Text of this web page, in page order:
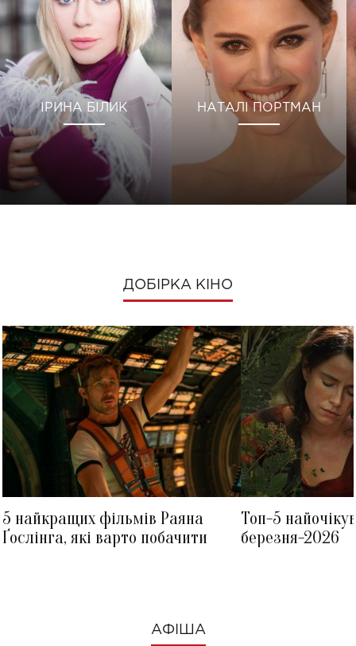
ІРИНА БІЛИК НАТАЛІ ПОРТМАН
ДОБІРКА КІНО
5 найкращих фільмів Раяна
Ґослінга, які варто побачити
Топ-5
березня-2026
АФІША